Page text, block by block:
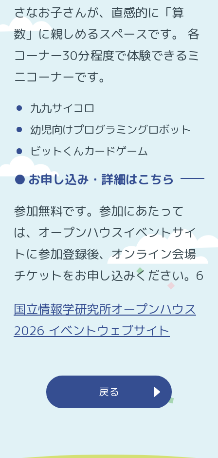
さなお子さんが、直感的に「算
数」に親しめるスペースです。 各
コーナー30分程度で体験できるミ
ニコーナーです。
九九サイコロ
幼児向けプログラミングロボット
ビットくんカードゲーム
お申し込み・詳細はこちら
参加無料です。参加にあたって
は、オープンハウスイベントサイ
トに参加登録後、オンライン会場
チケットをお申し込みください。6
国立情報学研究所オープンハウス
2026 イベントウェブサイト
戻る